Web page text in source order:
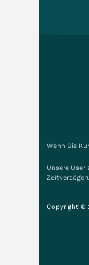
Wenn Sie
Unsere
Copyright ©